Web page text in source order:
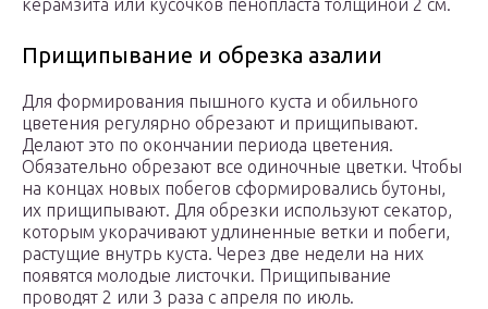
керамзита или кусочков пенопласта толщиной 2 см.
Прищипывание и обрезка азалии
Для формирования пышного куста и обильного
цветения регулярно обрезают и прищипывают.
Делают это по окончании периода цветения.
Обязательно обрезают все одиночные цветки. Чтобы
на концах новых побегов сформировались бутоны,
их прищипывают. Для обрезки используют секатор,
которым укорачивают удлиненные ветки и побеги,
растущие внутрь куста. Через две недели на них
появятся молодые листочки. Прищипывание
проводят 2 или 3 раза с апреля по июль.